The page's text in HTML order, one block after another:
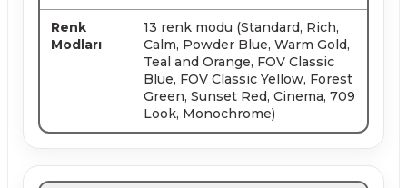
Renk
Modları
13 renk modu (Standard, Rich,
Calm, Powder Blue, Warm Gold,
Teal and Orange, FOV Classic
Blue, FOV Classic Yellow, Forest
Green, Sunset Red, Cinema, 709
Look, Monochrome)